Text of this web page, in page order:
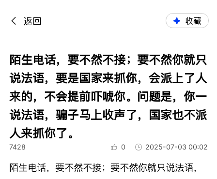
返回 收藏
陌生电话，要不然不接；要不然你就只
说法语，要是国家来抓你，会派上了人
来的，不会提前吓唬你。问题是，你一
说法语，骗子马上收声了，国家也不派
人来抓你了。
7428 0 2025-07-03 00:02
陌生电话，要不然不接；要不然你就只说法语，